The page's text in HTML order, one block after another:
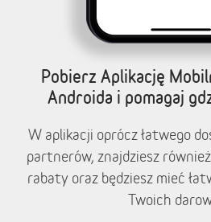
Pobierz Aplikację
Androida i pomagaj
W aplikacji oprócz łatwego
partnerów, znajdziesz
rabaty oraz będziesz mieć
Twoich